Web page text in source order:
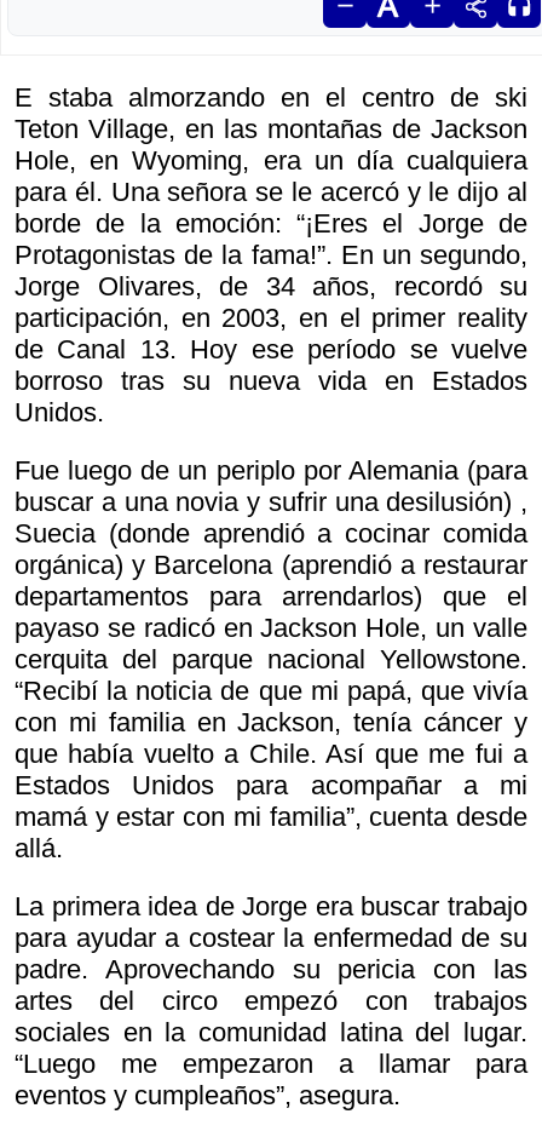
E staba almorzando en el centro de ski
Teton Village, en las montañas de Jackson
Hole, en Wyoming, era un día cualquiera
para él. Una señora se le acercó y le dijo al
borde de la emoción: “¡Eres el Jorge de
Protagonistas de la fama!”. En un segundo,
Jorge Olivares, de 34 años, recordó su
participación, en 2003, en el primer reality
de Canal 13. Hoy ese período se vuelve
borroso tras su nueva vida en Estados
Unidos.
Fue luego de un periplo por Alemania (para
buscar a una novia y sufrir una desilusión) ,
Suecia (donde aprendió a cocinar comida
orgánica) y Barcelona (aprendió a restaurar
departamentos para arrendarlos) que el
payaso se radicó en Jackson Hole, un valle
cerquita del parque nacional Yellowstone.
“Recibí la noticia de que mi papá, que vivía
con mi familia en Jackson, tenía cáncer y
que había vuelto a Chile. Así que me fui a
Estados Unidos para acompañar a mi
mamá y estar con mi familia”, cuenta desde
allá.
La primera idea de Jorge era buscar trabajo
para ayudar a costear la enfermedad de su
padre. Aprovechando su pericia con las
artes del circo empezó con trabajos
sociales en la comunidad latina del lugar.
“Luego me empezaron a llamar para
eventos y cumpleaños”, asegura.